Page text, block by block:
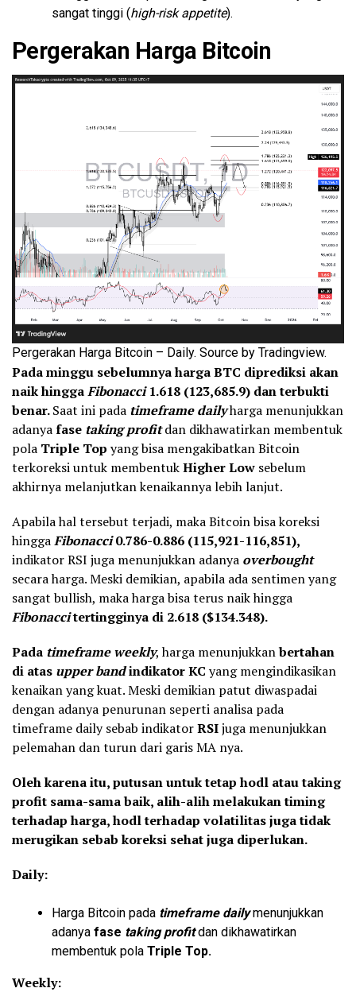
sangat tinggi (high-risk appetite).
Pergerakan Harga Bitcoin
Pergerakan Harga Bitcoin – Daily. Source by Tradingview.
Pada minggu sebelumnya harga BTC diprediksi akan
naik hinggaFibonacci1.618 (123,685.9) dan terbukti
benar.Saat ini pada timeframe dailyharga menunjukkan
adanyafase taking profit dan dikhawatirkan membentuk
pola Triple Top yang bisa mengakibatkan Bitcoin
terkoreksi untuk membentukHigher Low sebelum
akhirnya melanjutkan kenaikannya lebih lanjut.
Apabila hal tersebut terjadi, maka Bitcoin bisa koreksi
hinggaFibonacci0.786-0.886 (115,921-116,851),
indikator RSI juga menunjukkan adanya overbought
secara harga. Meski demikian, apabila ada sentimen yang
sangat bullish, maka harga bisa terus naik hingga
Fibonaccitertingginya di 2.618 ($134.348).
Pada timeframe weekly, harga menunjukkanbertahan
di atas upper bandindikator KC yang mengindikasikan
kenaikan yang kuat. Meski demikian patut diwaspadai
dengan adanya penurunan seperti analisa pada
timeframe daily sebab indikatorRSIjuga menunjukkan
pelemahan dan turun dari garis MA nya.
Oleh karena itu, putusan untuk tetap hodl atau taking
profit sama-sama baik, alih-alih melakukan timing
terhadap harga, hodl terhadap volatilitas juga tidak
merugikan sebab koreksi sehat juga diperlukan.
Daily:
Harga Bitcoin pada timeframe dailymenunjukkan
adanya fase taking profit dan dikhawatirkan
membentuk pola Triple Top.
Weekly: